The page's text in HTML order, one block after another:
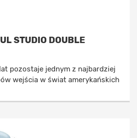
STUDIO DOUBLE
pozostaje jednym z najbardziej
wejścia w świat amerykańskich